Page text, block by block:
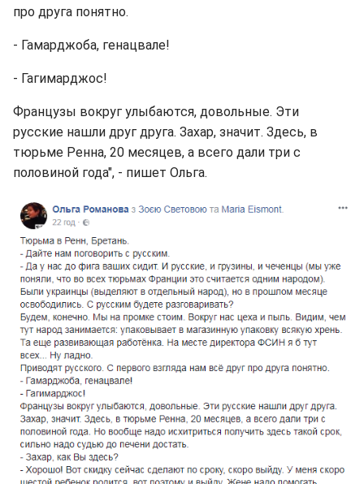
про друга понятно.
- Гамарджоба, генацвале!
- Гагимарджос!
Французы вокруг улыбаются, довольные. Эти
русские нашли друг друга. Захар, значит. Здесь, в
тюрьме Ренна, 20 месяцев, а всего дали три с
половиной года", - пишет Ольга.